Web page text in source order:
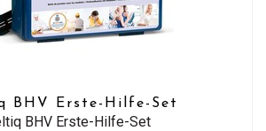
BHV Erste-Hilfe-Set
BHV Erste-Hilfe-Set